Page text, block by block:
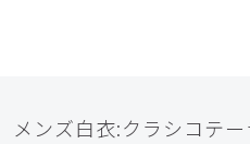
メンズ白衣:クラシコテ